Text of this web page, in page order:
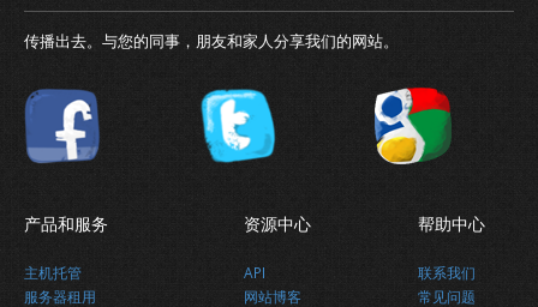
传播出去。与您的同事，朋友和家人分享我们的网站。
产品和服务
主机托管
服务器租用
资源中心
API
网站博客
帮助中心
联系我们
常见问题